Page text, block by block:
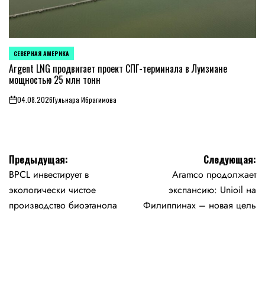
ОПУБЛИКОВАНО
В
СЕВЕРНАЯ АМЕРИКА
Argent LNG продвигает проект СПГ-терминала в Луизиане
мощностью 25 млн тонн
on04.08.2026Гульнара Ибрагимова
Навигация
по
записям
Предыдущая:
BPCL инвестирует в
экологически чистое
производство биоэтанола
Следующая:
Aramco продолжает
экспансию: Unioil на
Филиппинах – новая цель